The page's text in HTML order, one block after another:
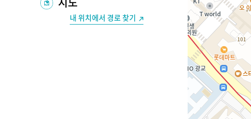
지도
내 위치에서 경로 찾기